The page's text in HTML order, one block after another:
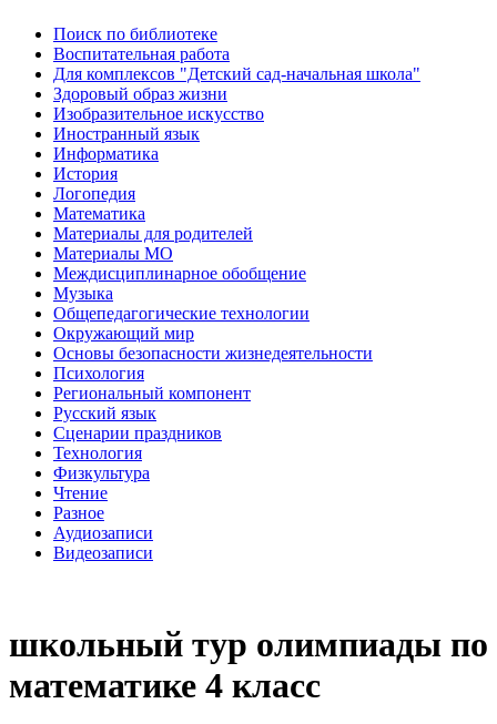
Поиск по библиотеке
Воспитательная работа
Для комплексов "Детский сад-начальная школа"
Здоровый образ жизни
Изобразительное искусство
Иностранный язык
Информатика
История
Логопедия
Математика
Материалы для родителей
Материалы МО
Междисциплинарное обобщение
Музыка
Общепедагогические технологии
Окружающий мир
Основы безопасности жизнедеятельности
Психология
Региональный компонент
Русский язык
Сценарии праздников
Технология
Физкультура
Чтение
Разное
Аудиозаписи
Видеозаписи
школьный тур олимпиады по
математике 4 класс